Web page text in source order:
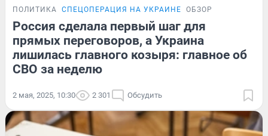
ПОЛИТИКА СПЕЦОПЕРАЦИЯ НА УКРАИНЕ ОБЗОР
Россия сделала первый шаг для
прямых переговоров, а Украина
лишилась главного козыря: главное об
СВО за неделю
2 мая, 2025, 10:30 2 301 Обсудить